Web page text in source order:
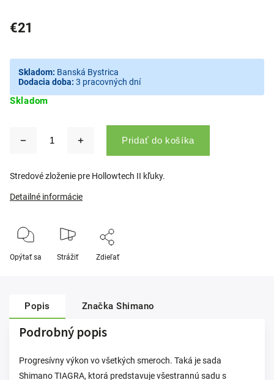
€21
Skladom
Skladom: Banská Bystrica
Dodacia doba: 3 pracovných dní
Pridať do košíka
Stredové zloženie pre Hollowtech II kľuky.
Detailné informácie
Opýtať sa Strážiť Zdieľať
Popis Značka Shimano
Podrobný popis
Progresívny výkon vo všetkých smeroch. Taká je sada
Shimano TIAGRA, ktorá predstavuje všestrannú sadu s